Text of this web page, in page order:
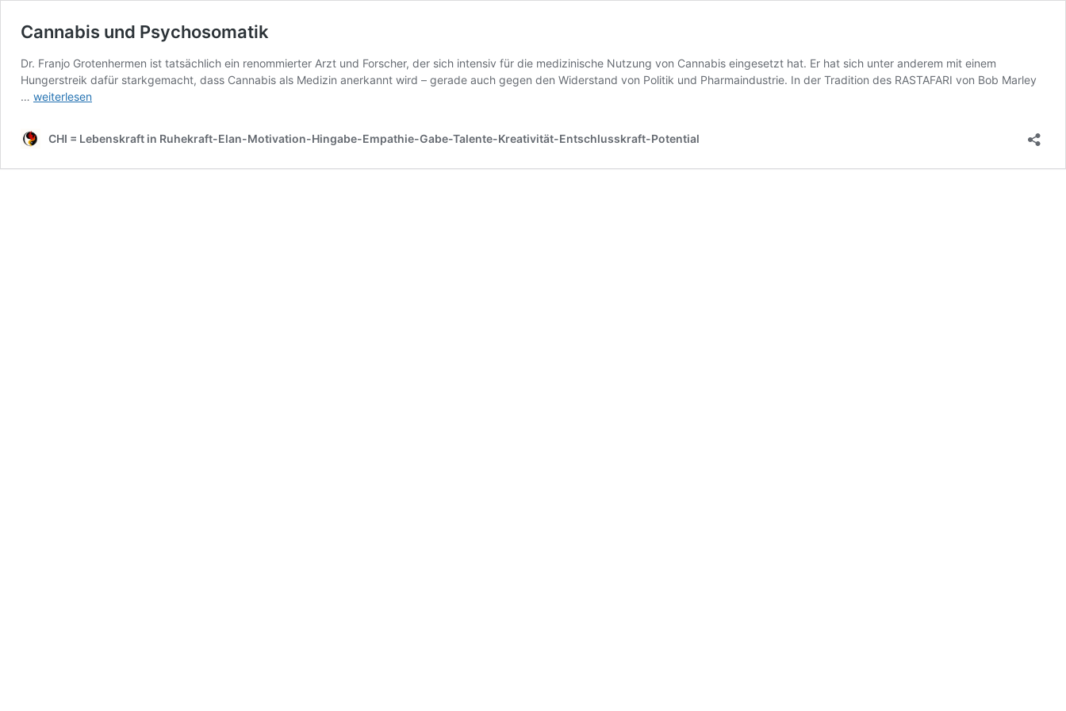
Cannabis und Psychosomatik
Dr. Franjo Grotenhermen ist tatsächlich ein renommierter Arzt und Forscher, der sich intensiv für die medizinische Nutzung von Cannabis eingesetzt hat. Er hat sich unter anderem mit einem
Hungerstreik dafür starkgemacht, dass Cannabis als Medizin anerkannt wird – gerade auch gegen den Widerstand von Politik und Pharmaindustrie. In der Tradition des RASTAFARI von Bob Marley
… Cannabis
Psychosomatik
weiterlesen
CHI = Lebenskraft in Ruhekraft-Elan-Motivation-Hingabe-Empathie-Gabe-Talente-Kreativität-Entschlusskraft-Potential